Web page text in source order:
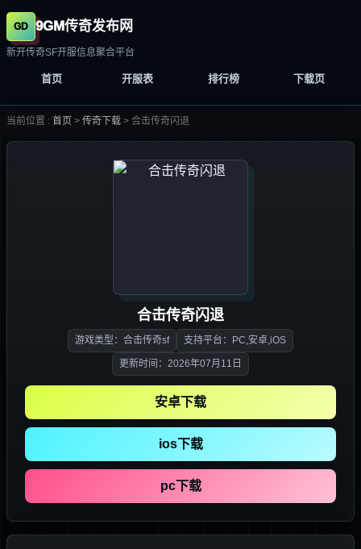
9GM传奇发布网
新开传奇SF开服信息聚合平台
首页 开服表 排行榜 下载页
当前位置 : 首页 > 传奇下载 > 合击传奇闪退
合击传奇闪退
游戏类型：合击传奇sf 支持平台：PC,安卓,iOS
更新时间：2026年07月11日
安卓下载
ios下载
pc下载